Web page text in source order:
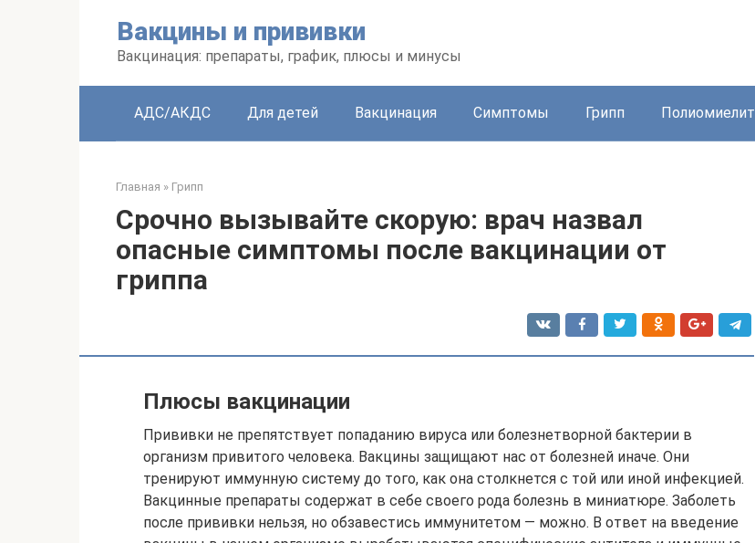
Вакцины и прививки
Вакцинация: препараты, график, плюсы и минусы
АДС/АКДС Для детей Вакцинация Симптомы Грипп Полиомиелит
Главная » Грипп
Срочно вызывайте скорую: врач назвал
опасные симптомы после вакцинации от
гриппа
Плюсы вакцинации
Прививки не препятствует попаданию вируса или болезнетворной бактерии в
организм привитого человека. Вакцины защищают нас от болезней иначе. Они
тренируют иммунную систему до того, как она столкнется с той или иной инфекцией.
Вакцинные препараты содержат в себе своего рода болезнь в миниатюре. Заболеть
после прививки нельзя, но обзавестись иммунитетом — можно. В ответ на введение